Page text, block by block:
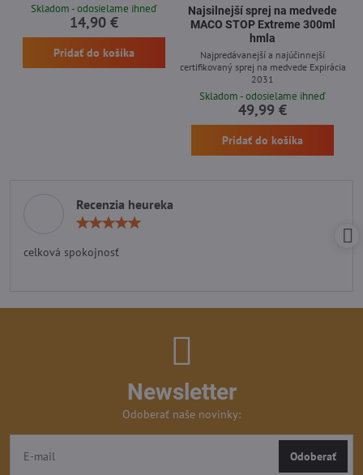
Skladom - odosielame ihneď
14,90 €
Pridať do košíka
Najsilnejší sprej na medvede
MACO STOP Extreme 300ml
hmla
Najpredávanejší a najúčinnejší
certifikovaný sprej na medvede Expirácia
2031
Skladom - odosielame ihneď
49,99 €
Pridať do košíka
Recenzia heureka
celková spokojnosť
Newsletter
Odoberať naše novinky:
Odoberať